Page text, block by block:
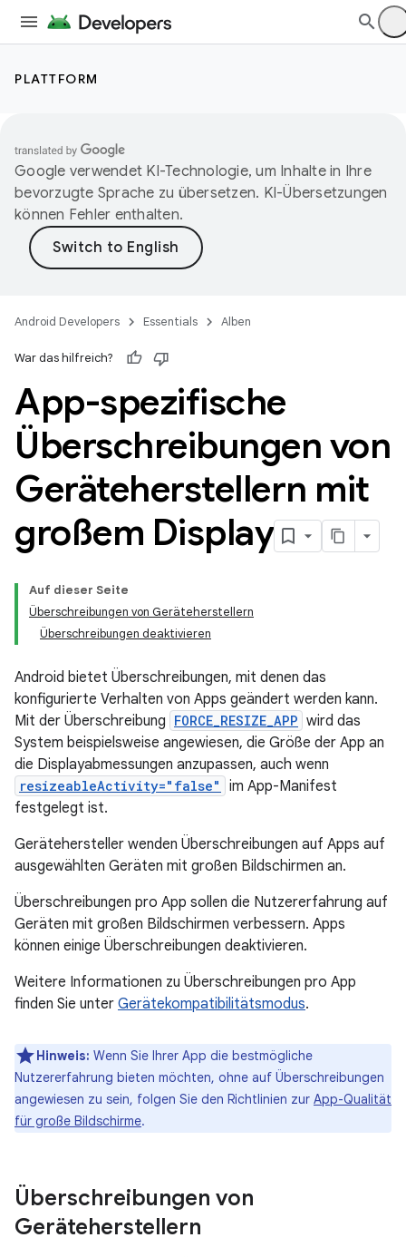
PLATTFORM
Google verwendet KI-Technologie, um Inhalte in Ihre
bevorzugte Sprache zu übersetzen. KI-Übersetzungen
können Fehler enthalten.
Android Developers Essentials Alben
War das hilfreich?
App-spezifische
Überschreibungen von
Geräteherstellern mit
großem Display
Auf dieser Seite
Überschreibungen von Geräteherstellern
Überschreibungen deaktivieren
Android bietet Überschreibungen, mit denen das
konfigurierte Verhalten von Apps geändert werden kann.
Mit der Überschreibung FORCE_RESIZE_APP wird das
System beispielsweise angewiesen, die Größe der App an
die Displayabmessungen anzupassen, auch wenn
resizeableActivity="false"
im App-Manifest
festgelegt ist.
Gerätehersteller wenden Überschreibungen auf Apps auf
ausgewählten Geräten mit großen Bildschirmen an.
Überschreibungen pro App sollen die Nutzererfahrung auf
Geräten mit großen Bildschirmen verbessern. Apps
können einige Überschreibungen deaktivieren.
Weitere Informationen zu Überschreibungen pro App
finden Sie unter Gerätekompatibilitätsmodus.
Hinweis: Wenn Sie Ihrer App die bestmögliche
Nutzererfahrung bieten möchten, ohne auf Überschreibungen
angewiesen zu sein, folgen Sie den Richtlinien zur App-Qualität
für große Bildschirme.
Überschreibungen von
Geräteherstellern